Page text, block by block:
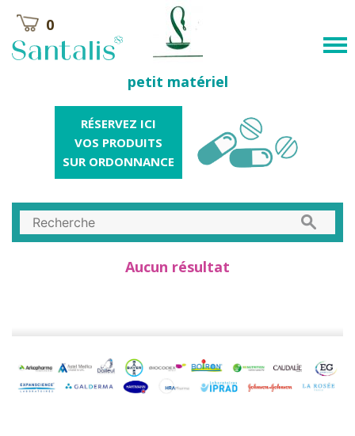
0
petit matériel
RÉSERVEZ ICI
VOS PRODUITS
SUR ORDONNANCE
Aucun résultat